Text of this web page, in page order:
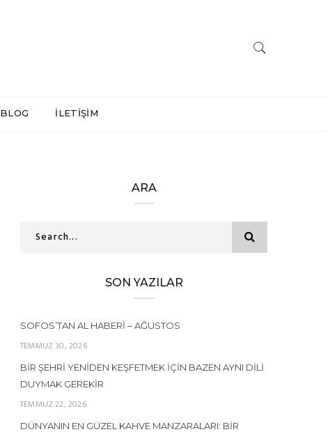
BLOG İLETİŞİM
ARA
SON YAZILAR
SOFOS’TAN AL HABERI – AĞUSTOS
TEMMUZ 30, 2026
BIR ŞEHRI YENIDEN KEŞFETMEK İÇIN BAZEN AYNI DILI
DUYMAK GEREKIR
TEMMUZ 22, 2026
DÜNYANIN EN GÜZEL KAHVE MANZARALARI: BIR